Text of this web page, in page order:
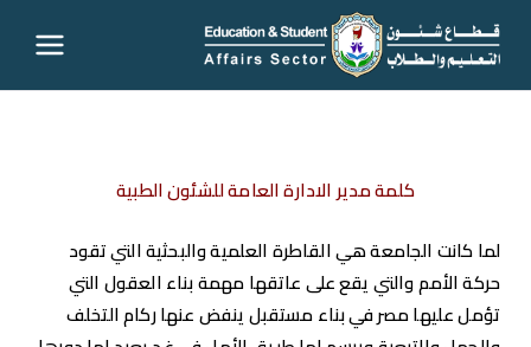
قطاع
التعليم
والطلاب
– جامعة
كلمة مدير الادارة العامة للشئون الطبية
لما كانت الجامعة هي القاطرة العلمية والبحثية التي تقود
حركة الأمم والتي يقع على عاتقها مهمة بناء العقول التي
تؤمل عليها مصر في بناء مستقبل ينفض عنها ركام التخلف